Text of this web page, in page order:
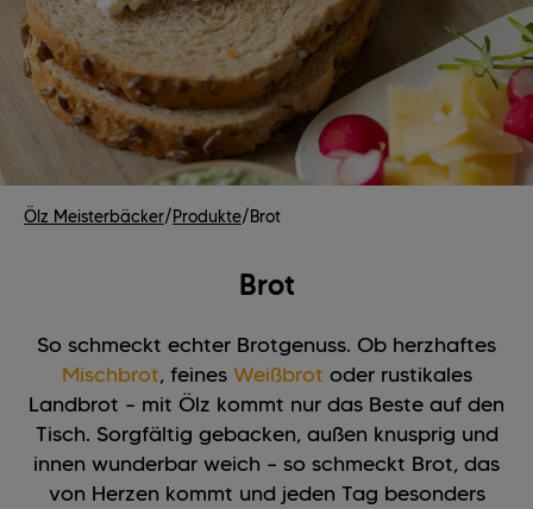
Ölz Meisterbäcker/Produkte/Brot
Brot
So schmeckt echter Brotgenuss. Ob herzhaftes
Mischbrot, feines Weißbrot oder rustikales
Landbrot – mit Ölz kommt nur das Beste auf den
Tisch. Sorgfältig gebacken, außen knusprig und
innen wunderbar weich – so schmeckt Brot, das
von Herzen kommt und jeden Tag besonders